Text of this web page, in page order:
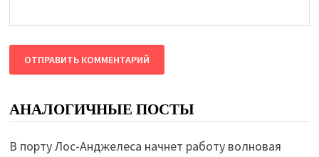
АНАЛОГИЧНЫЕ ПОСТЫ
В порту Лос-Анджелеса начнет работу волновая